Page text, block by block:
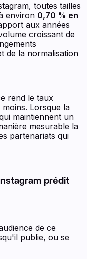
toutes tailles
environ 0,70 % en
aux années
croissant de
de la normalisation
rend le taux
moins. Lorsque la
maintiennent un
mesurable la
partenariats qui
prédit
de ce
publie, ou se